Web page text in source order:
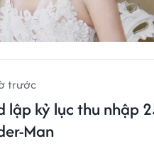
trước
lập kỷ lục thu nhập
Man